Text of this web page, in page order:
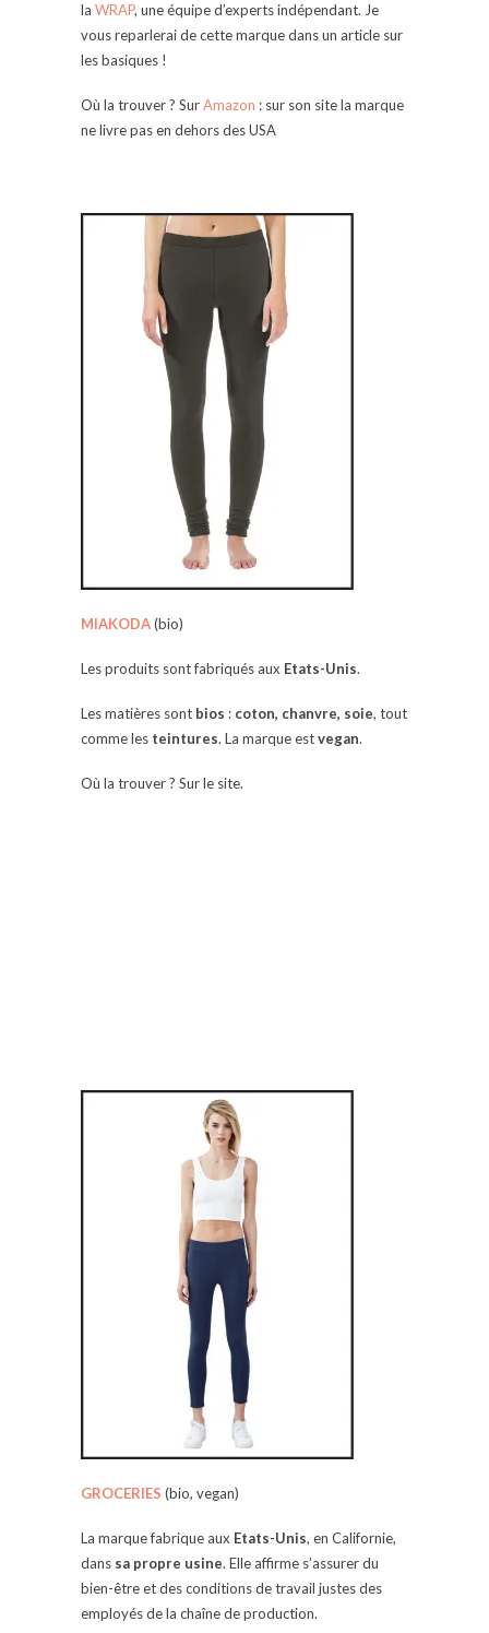
la WRAP, une équipe d’experts indépendant. Je
vous reparlerai de cette marque dans un article sur
les basiques !
Où la trouver ? SurAmazon : sur son site la marque
ne livre pas en dehors des USA
MIAKODA(bio)
Les produits sont fabriqués aux Etats-Unis.
Les matières sont bios : coton, chanvre, soie, tout
comme les teintures. La marque estvegan.
Où la trouver ? Sur le site.
GROCERIES (bio, vegan)
La marque fabrique aux Etats-Unis, en Californie,
dans sa propre usine. Elle affirme s’assurer du
bien-être et des conditions de travail justes des
employés de la chaîne de production.